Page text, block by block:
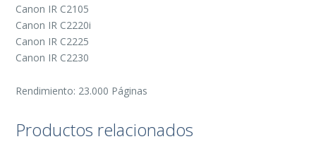
Canon IR C2105
Canon IR C2220i
Canon IR C2225
Canon IR C2230
Rendimiento: 23.000 Páginas
Productos relacionados